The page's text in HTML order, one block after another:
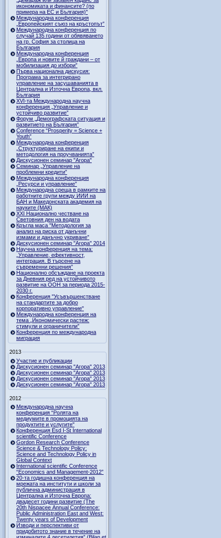
икономиката и финансите? (по
примера на ЕС и България)"
Международна конференция
„Европейският съюз на кръстопът”
Международна конференция по
случай 135 години от обявяването
на гр. София за столица на
България
Международна конференция
„Европа и новите й граждани – от
мобилизация до избори”
Първа национална дискусия:
Програма за интегрирано
управление на засушаванията в
Централна и Източна Европа, вкл.
България
ХVI-та Международна научна
конференция „Управление и
устойчиво развитие”
Форум „Демографската ситуация и
развитието на България”
Conference “Prosperity = Science +
Youth”
Международна конференция
„Структуриране на екипи и
методология на проучванията”
Дискусионен семинар "Агора"
Семинар „Управление на
проблемни кредити”
Международна конференция
„Ресурси и управление”
Международна среща в рамките на
работните групи между ИИИ на
БАН и Македонската академия на
науките (МАК)
XXI Национално честване на
Световния ден на водата
Кръгла маса "Методология за
анализ на риска от данъчни
измами и данъчно укриване”
Дискусионен семинар "Агора" 2014
Научна конференция на тема:
„Управление, ефективност,
интеграция. В търсене на
съвременни решения”
Национално обсъждане на проекта
за Дневния ред на устойчивото
развитие на ООН за периода 2015-
2030 г.
Конференция "Усъвършенстване
на стандартите за добро
корпоративно управление"
Международна конференция на
тема „Икономически растеж:
стимули и ограничители”
Конференция по международна
миграция
2013
Участие и публикации
Дискусионен семинар "Агора" 2013
Дискусионен семинар "Агора" 2013
Дискусионен семинар "Агора" 2013
Дискусионен семинар "Агора" 2013
2012
Международна научна
конференция “Ролята на
медиумите в промоцията на
продуктите и услугите"
Конференция Esd I-St International
scientific Conference
Gordon Research Сonference
Science & Technology Policy:
Science and Technology Policy in
Global Context
International scientific Conference
“Economics and Management-2012”
20-та годишна конференция на
мрежата на институти и школи за
публична администрация в
Централна и Източна Европа:
двадесет години развитие (The
20th Nispacee Annual Conference:
Public Administration East and West:
Twenty years of Development
Изводи и перспективи от
придобитото знание в течение на